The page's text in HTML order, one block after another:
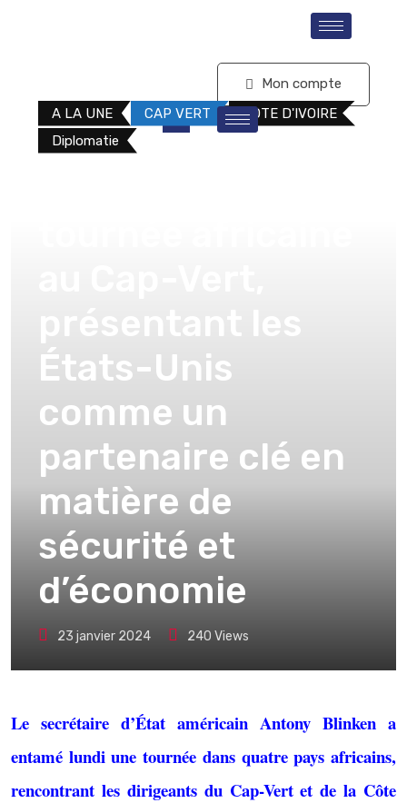
Mon compte
A LA UNE
CAP VERT
COTE D'IVOIRE
Diplomatie
États-Unis
comme un
partenaire clé en
matière de
sécurité et
d’économie
23 janvier 2024 240 Views
Le secrétaire d’État américain Antony Blinken a
entamé lundi une tournée dans quatre pays africains,
rencontrant les dirigeants du Cap-Vert et de la Côte